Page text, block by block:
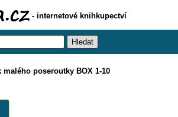
- internetové knihkupectví
malého poseroutky BOX 1-10